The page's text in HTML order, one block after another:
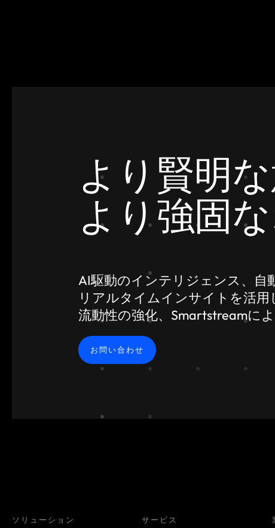
より賢明
より強固
AI駆動のインテリジェンス、自
リアルタイムインサイトを活用
流動性の強化、Smartstreamに
お問い合わせ
ソリューション サービス